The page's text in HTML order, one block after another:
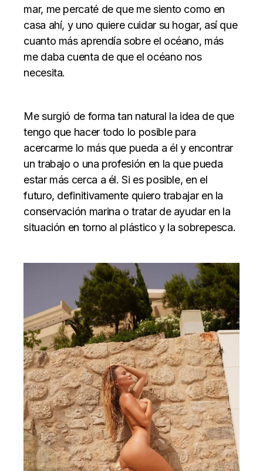
mar, me percaté de que me siento como en
casa ahí, y uno quiere cuidar su hogar, así que
cuanto más aprendía sobre el océano, más
me daba cuenta de que el océano nos
necesita.
Me surgió de forma tan natural la idea de que
tengo que hacer todo lo posible para
acercarme lo más que pueda a él y encontrar
un trabajo o una profesión en la que pueda
estar más cerca a él. Si es posible, en el
futuro, definitivamente quiero trabajar en la
conservación marina o tratar de ayudar en la
situación en torno al plástico y la sobrepesca.